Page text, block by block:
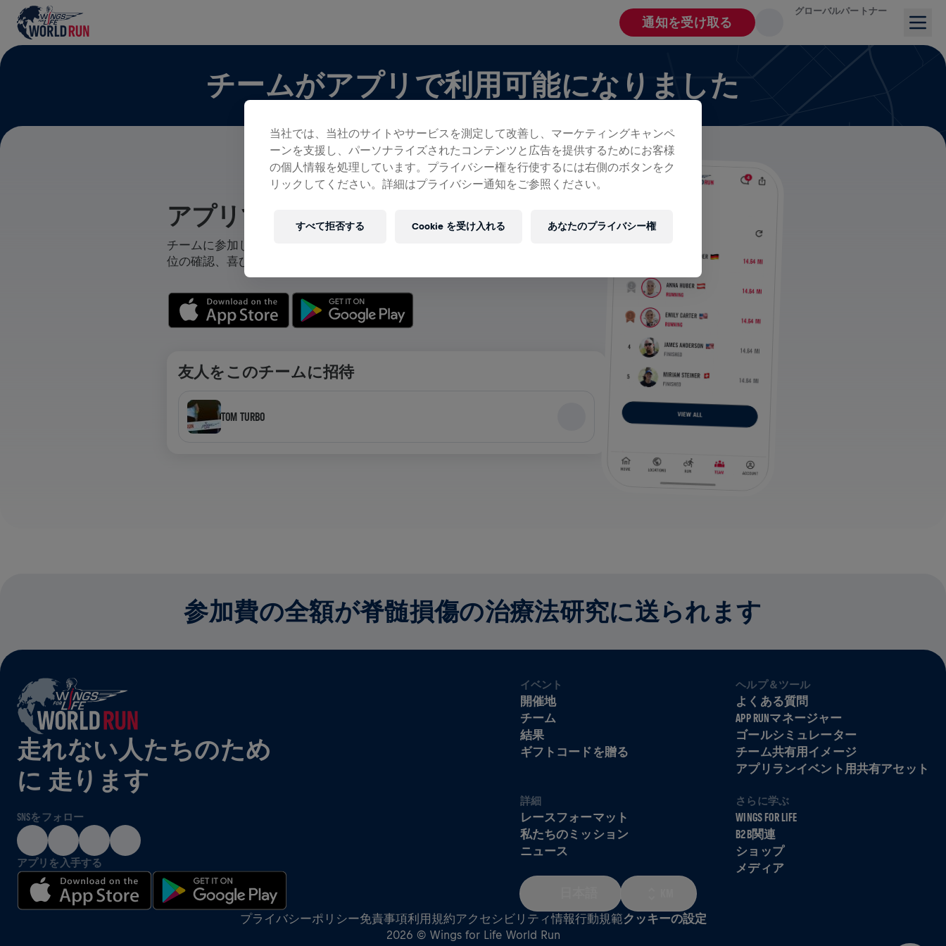
通知を受け取る
グローバルパートナー
チームがアプリで利用可能になりました
アプリでチームが表示できます！
チームに参加している、自分のチームを作成しているを問わず、チャットから順
位の確認、喜びの共有までを含むチームのすべてをアプリで楽しみましょう。
友人をこのチームに招待
TOM TURBO
参加費の全額が脊髄損傷の治療法研究に送られます
走れない人たちのため
に 走ります
SNSをフォロー
アプリを入手する
イベント
開催地
チーム
結果
ギフトコードを贈る
ヘルプ＆ツール
よくある質問
APP RUNマネージャー
ゴールシミュレーター
チーム共有用イメージ
アプリランイベント用共有アセット
詳細
レースフォーマット
私たちのミッション
ニュース
さらに学ぶ
WINGS FOR LIFE
B2B関連
ショップ
メディア
プライバシーポリシー免責事項利用規約アクセシビリティ情報行動規範クッキーの設定
2026 © Wings for Life World Run
当社では、当社のサイトやサービスを測定して改善し、マーケティングキャンペ
ーンを支援し、パーソナライズされたコンテンツと広告を提供するためにお客様
の個人情報を処理しています。プライバシー権を行使するには右側のボタンをク
リックしてください。詳細はプライバシー通知をご参照ください。
あなたのプライバシー権
すべて拒否する Cookie を受け入れる